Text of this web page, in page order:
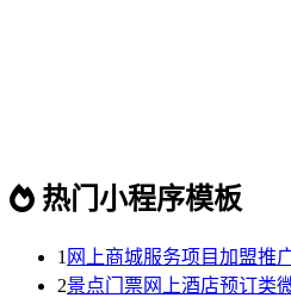
热门小程序模板
1 网上商城服务项目加盟推
2景点门票网上酒店预订类